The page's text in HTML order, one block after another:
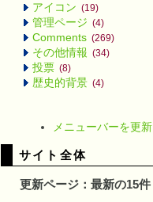
アイコン (19)
管理ページ (4)
Comments (269)
その他情報 (34)
投票 (8)
歴史的背景 (4)
メニューバーを更新
サイト全体
更新ページ：最新の15件